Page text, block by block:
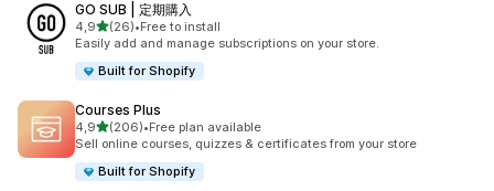
GO SUB | 定期購入
4,9z 5 hvězd
(26)
Celkový počet recenzí: 26
•Free to install
Easily add and manage subscriptions on your store.
Built for Shopify
Courses Plus
4,9z 5 hvězd
(206)
Celkový počet recenzí: 206
•Free plan available
Sell online courses, quizzes & certificates from your store
Built for Shopify